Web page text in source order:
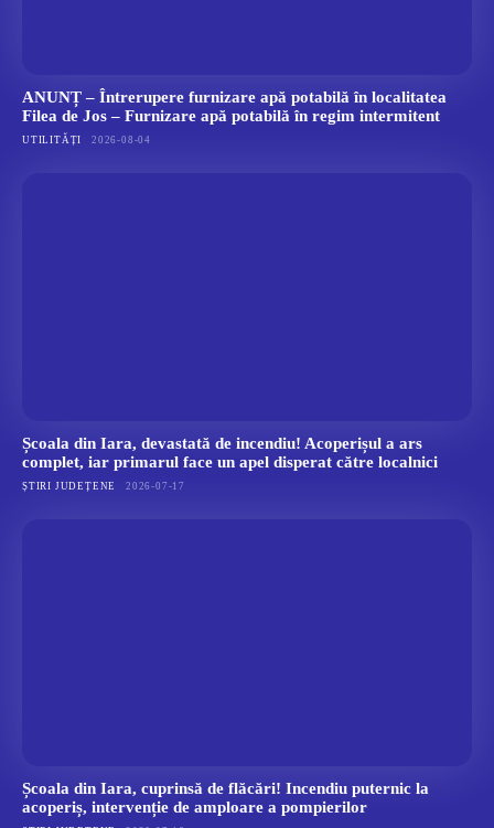
ANUNȚ – Întrerupere furnizare apă potabilă în localitatea
Filea de Jos – Furnizare apă potabilă în regim intermitent
UTILITĂȚI 2026-08-04
Școala din Iara, devastată de incendiu! Acoperișul a ars
complet, iar primarul face un apel disperat către localnici
ȘTIRI JUDEȚENE 2026-07-17
Școala din Iara, cuprinsă de flăcări! Incendiu puternic la
acoperiș, intervenție de amploare a pompierilor